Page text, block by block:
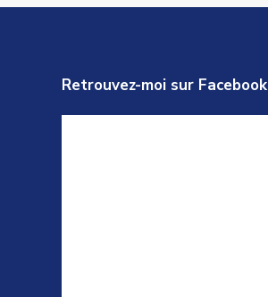
Retrouvez-moi sur Facebook